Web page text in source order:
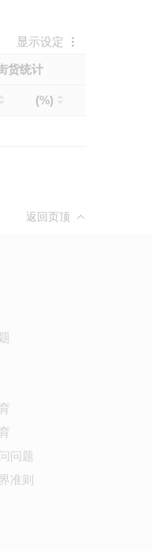
显示设定
货统计
(%)
返回页顶
问题
准则